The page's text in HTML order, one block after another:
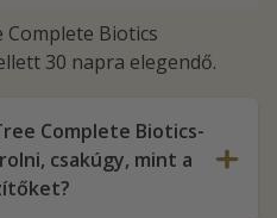
Complete Biotics
30 napra elegendő.
Complete Biotics-
csakúgy, mint a